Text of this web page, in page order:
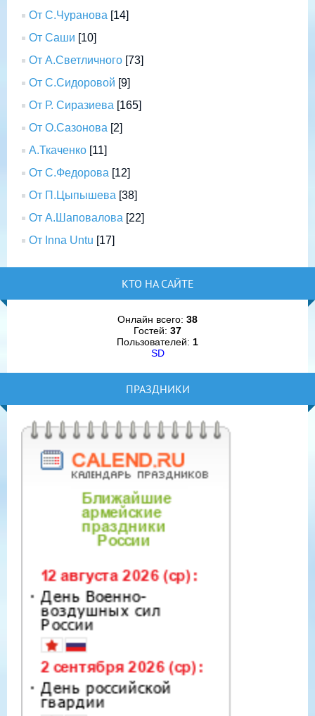
От С.Чуранова [14]
От Саши [10]
От А.Светличного [73]
От С.Сидоровой [9]
От Р. Сиразиева [165]
От О.Сазонова [2]
А.Ткаченко [11]
От С.Федорова [12]
От П.Цыпышева [38]
От А.Шаповалова [22]
От Inna Untu [17]
КТО НА САЙТЕ
Онлайн всего: 38
Гостей: 37
Пользователей: 1
SD
ПРАЗДНИКИ